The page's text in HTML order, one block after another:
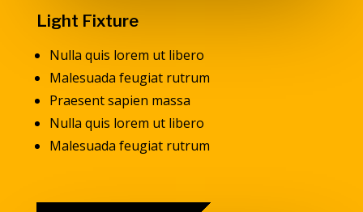
Light Fixture
Nulla quis lorem ut libero
Malesuada feugiat rutrum
Praesent sapien massa
Nulla quis lorem ut libero
Malesuada feugiat rutrum